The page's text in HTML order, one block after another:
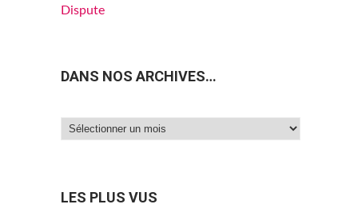
Dispute
DANS NOS ARCHIVES…
Dans
LES PLUS VUS